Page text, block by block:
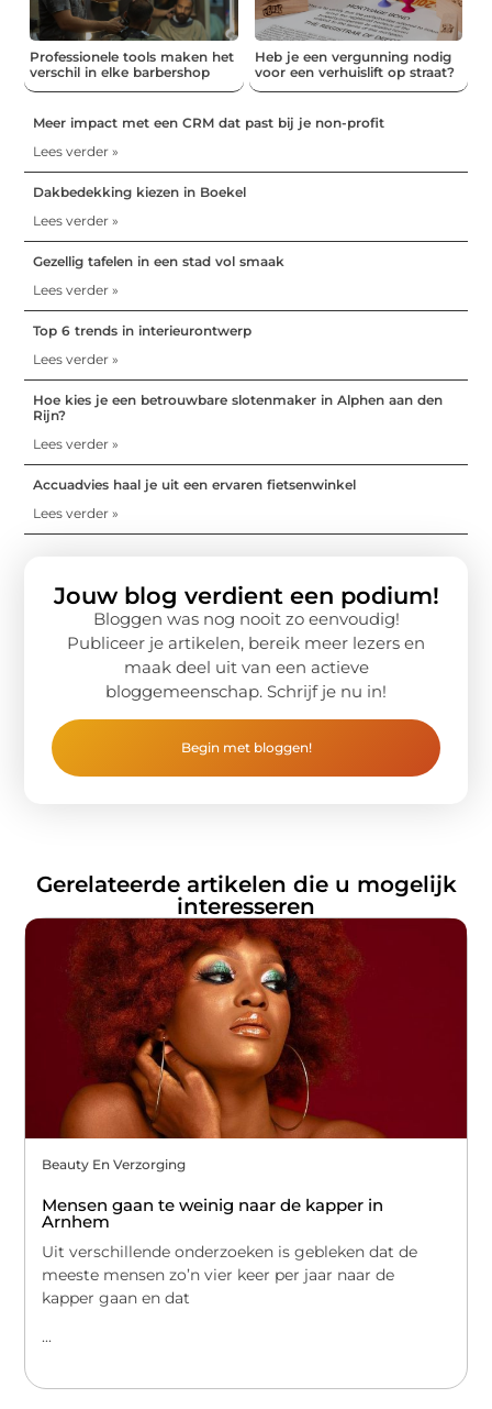
Professionele tools maken het
verschil in elke barbershop
Heb je een vergunning nodig
voor een verhuislift op straat?
Meer impact met een CRM dat past bij je non-profit
Lees verder »
Dakbedekking kiezen in Boekel
Lees verder »
Gezellig tafelen in een stad vol smaak
Lees verder »
Top 6 trends in interieurontwerp
Lees verder »
Hoe kies je een betrouwbare slotenmaker in Alphen aan den
Rijn?
Lees verder »
Accuadvies haal je uit een ervaren fietsenwinkel
Lees verder »
Jouw blog verdient een podium!
Bloggen was nog nooit zo eenvoudig!
Publiceer je artikelen, bereik meer lezers en
maak deel uit van een actieve
bloggemeenschap. Schrijf je nu in!
Begin met bloggen!
Gerelateerde artikelen die u mogelijk
interesseren
Beauty En Verzorging
Mensen gaan te weinig naar de kapper in
Arnhem
Uit verschillende onderzoeken is gebleken dat de
meeste mensen zo’n vier keer per jaar naar de
kapper gaan en dat
...